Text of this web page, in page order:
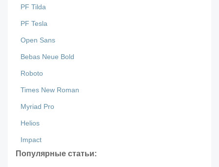
PF Tilda
PF Tesla
Open Sans
Bebas Neue Bold
Roboto
Times New Roman
Myriad Pro
Helios
Impact
Популярные статьи: